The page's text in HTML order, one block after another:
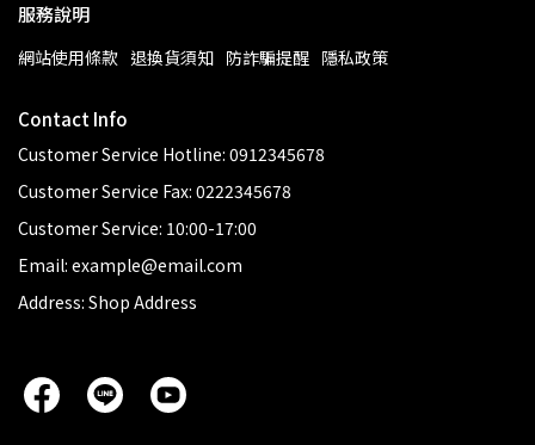
服務說明
網站使用條款 退換貨須知 防詐騙提醒 隱私政策
Contact Info
Customer Service Hotline: 0912345678
Customer Service Fax: 0222345678
Customer Service: 10:00-17:00
Email: example@email.com
Address: Shop Address